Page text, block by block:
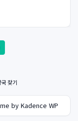
찾기
by Kadence WP